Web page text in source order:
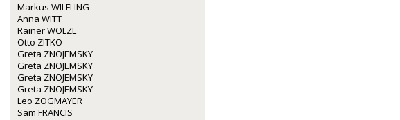
Markus WILFLING
Anna WITT
Rainer WÖLZL
Otto ZITKO
Greta ZNOJEMSKY
Greta ZNOJEMSKY
Greta ZNOJEMSKY
Greta ZNOJEMSKY
Leo ZOGMAYER
Sam FRANCIS